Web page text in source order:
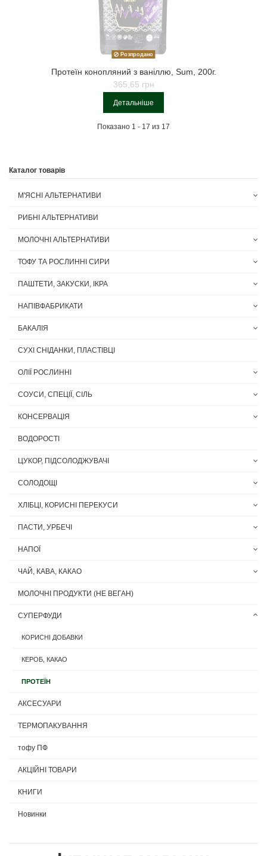
Розпродано
Протеїн конопляний з ваніллю, Sum, 200г.
365,65 грн
Детальніше
Показано 1 - 17 из 17
Каталог товарів
М'ЯСНІ АЛЬТЕРНАТИВИ
РИБНІ АЛЬТЕРНАТИВИ
МОЛОЧНІ АЛЬТЕРНАТИВИ
ТОФУ ТА РОСЛИННІ СИРИ
ПАШТЕТИ, ЗАКУСКИ, ІКРА
НАПІВФАБРИКАТИ
БАКАЛІЯ
СУХІ СНІДАНКИ, ПЛАСТІВЦІ
ОЛІЇ РОСЛИННІ
СОУСИ, СПЕЦІЇ, СІЛЬ
КОНСЕРВАЦІЯ
ВОДОРОСТІ
ЦУКОР, ПІДСОЛОДЖУВАЧІ
СОЛОДОЩІ
ХЛІБЦІ, КОРИСНІ ПЕРЕКУСИ
ПАСТИ, УРБЕЧІ
НАПОЇ
ЧАЙ, КАВА, КАКАО
МОЛОЧНІ ПРОДУКТИ (НЕ ВЕГАН)
СУПЕРФУДИ
КОРИСНІ ДОБАВКИ
КЕРОБ, КАКАО
ПРОТЕЇН
АКСЕСУАРИ
ТЕРМОПАКУВАННЯ
тофу ПФ
АКЦІЙНІ ТОВАРИ
КНИГИ
Новинки